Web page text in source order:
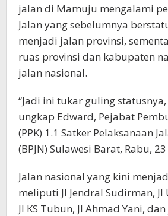
jalan di Mamuju mengalami
Jalan yang sebelumnya
menjadi jalan provinsi,
ruas provinsi dan kabupaten
jalan nasional.
“Jadi ini tukar guling statusnya,
ungkap Edward, Pejabat
(PPK) 1.1 Satker Pelaksanaan
(BPJN) Sulawesi Barat, Rabu,
Jalan nasional yang kini
meliputi Jl Jendral Sudirman,
Jl KS Tubun, Jl Ahmad Yani,